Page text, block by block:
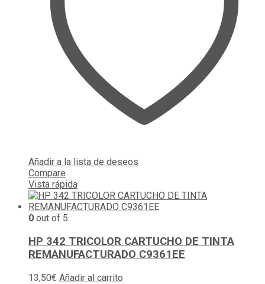
Añadir a la lista de deseos
Compare
Vista rápida
0 out of 5
HP 342 TRICOLOR CARTUCHO DE TINTA
REMANUFACTURADO C9361EE
13,50€ Añadir al carrito